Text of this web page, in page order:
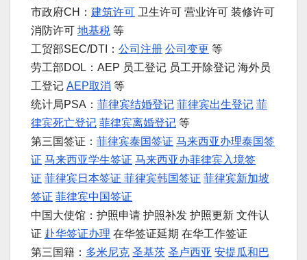
市政府CH： 建筑许可 卫生许可 营业许可 装修许可
消防许可 地基税 等
工贸部SEC/DTI： 公司注册 公司变更 等
劳工部DOL：AEP 员工登记 员工开除登记 海外员
工登记 AEP取消 等
统计局PSA： 菲律宾结婚登记 菲律宾出生登记 菲
律宾死亡登记 菲律宾离婚登记 等
第三国签证： 菲律宾泰国签证 马来西亚办理泰国签
证 马来西亚学生签证 马来西亚办菲律宾入境签
证 菲律宾日本签证 菲律宾韩国签证 菲律宾新加坡
签证 菲律宾中国签证
中国大使馆：护照申请 护照补发 护照更新 文件认
证 赴华签证办理 在华签证延期 在华工作签证
第三国籍： 多米尼克 圣基茨 圣卢西亚 安提瓜和巴